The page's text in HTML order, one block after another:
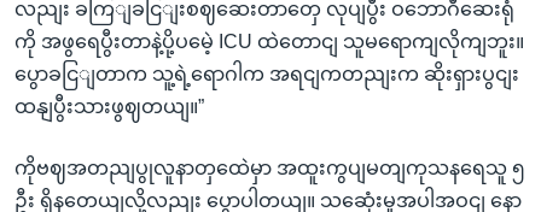
လညျး ခကြျခငြျးစဈဆေးတာတှေ လုပျပွီး ဝဘောဂီဆေးရုံ
ကို အဖွရေပွီးတာနဲ့ပို့ပမေဲ့ ICU ထဲတောငျ သူမရောကျလိုကျဘူး။
ပွောခငြျတာက သူ့ရဲ့ရောဂါက အရငျကတညျးက ဆိုးရှားပွငျး
ထနျပွီးသားဖွဈတယျ။”
ကိုဗဈအတညျပွုလူနာတှထေဲမှာ အထူးကွပျမတျကုသနရေသူ ၅
ဦး ရှိနတေယျလို့လညျး ပွောပါတယျ။ သဆေုံးမှုအပါအဝငျ နော